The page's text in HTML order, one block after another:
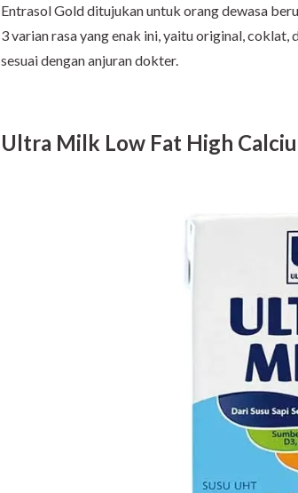
Entrasol Gold ditujukan untuk orang dewasa
3 varian rasa yang enak ini, yaitu original,
sesuai dengan anjuran dokter.
Ultra Milk Low Fat High